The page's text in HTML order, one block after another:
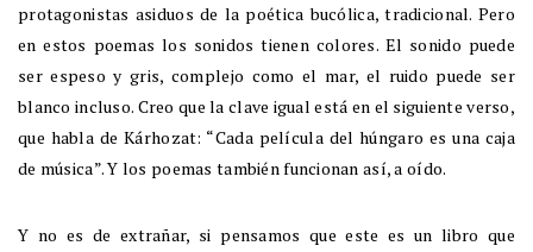
protagonistas asiduos de la poética bucólica, tradicional. Pero
en estos poemas los sonidos tienen colores. El sonido puede
ser espeso y gris, complejo como el mar, el ruido puede ser
blanco incluso. Creo que la clave igual está en el siguiente verso,
que habla de Kárhozat: “Cada película del húngaro es una caja
de música”. Y los poemas también funcionan así, a oído.
Y no es de extrañar, si pensamos que este es un libro que